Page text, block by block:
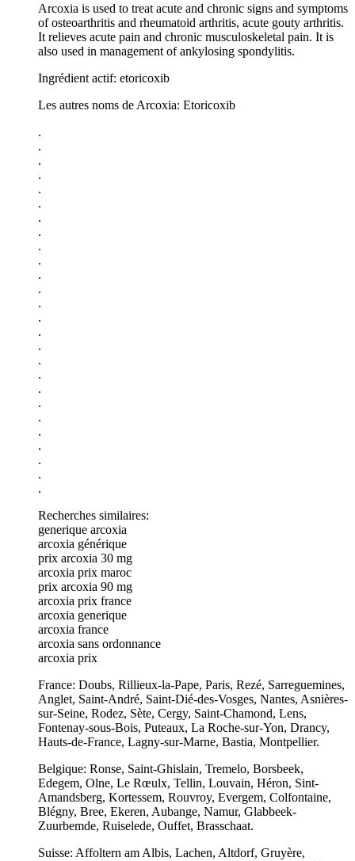
Arcoxia is used to treat acute and chronic signs and symptoms
of osteoarthritis and rheumatoid arthritis, acute gouty arthritis.
It relieves acute pain and chronic musculoskeletal pain. It is
also used in management of ankylosing spondylitis.
Ingrédient actif: etoricoxib
Les autres noms de Arcoxia: Etoricoxib
.
.
.
.
.
.
.
.
.
.
.
.
.
.
.
.
.
.
.
.
.
.
.
.
.
.
Recherches similaires:
generique arcoxia
arcoxia générique
prix arcoxia 30 mg
arcoxia prix maroc
prix arcoxia 90 mg
arcoxia prix france
arcoxia generique
arcoxia france
arcoxia sans ordonnance
arcoxia prix
France: Doubs, Rillieux-la-Pape, Paris, Rezé, Sarreguemines,
Anglet, Saint-André, Saint-Dié-des-Vosges, Nantes, Asnières-
sur-Seine, Rodez, Sète, Cergy, Saint-Chamond, Lens,
Fontenay-sous-Bois, Puteaux, La Roche-sur-Yon, Drancy,
Hauts-de-France, Lagny-sur-Marne, Bastia, Montpellier.
Belgique: Ronse, Saint-Ghislain, Tremelo, Borsbeek,
Edegem, Olne, Le Rœulx, Tellin, Louvain, Héron, Sint-
Amandsberg, Kortessem, Rouvroy, Evergem, Colfontaine,
Blégny, Bree, Ekeren, Aubange, Namur, Glabbeek-
Zuurbemde, Ruiselede, Ouffet, Brasschaat.
Suisse: Affoltern am Albis, Lachen, Altdorf, Gruyère,